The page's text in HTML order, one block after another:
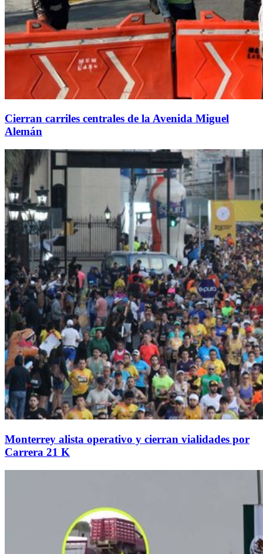
Cierran carriles centrales de la Avenida Miguel
Alemán
Monterrey alista operativo y cierran vialidades por
Carrera 21 K